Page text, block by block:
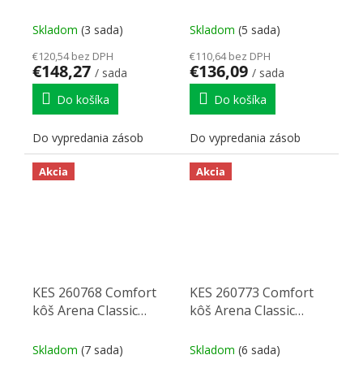
Skladom (3 sada)
€120,54 bez DPH
€148,27 / sada
Do košíka
Do vypredania zásob
Skladom (5 sada)
€110,64 bez DPH
€136,09 / sada
Do košíka
Do vypredania zásob
Akcia
KES 260768 Comfort
kôš Arena Classic
Skladom (7 sada)
Akcia
KES 260773 Comfort
kôš Arena Classic
Skladom (6 sada)